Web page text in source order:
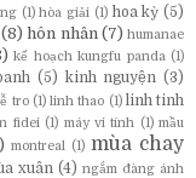
(1) hòa giải (1) hoa kỳ (5)
(8) hôn nhân (7) humanae
kế hoạch kungfu panda (1)
(5) kinh nguyện (3)
tro (1) linh thao (1) linh tinh
fidei (1) máy vi tính (1) mầu
montreal (1) mùa chay
xuân (4) ngắm đàng ánh